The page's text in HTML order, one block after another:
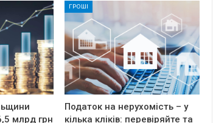
млрд грн
ГРОШІ
Податок на нерухомість – у
кілька кліків: перевіряйте та